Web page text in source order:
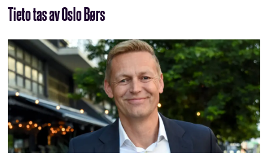
Tieto tas av Oslo Børs